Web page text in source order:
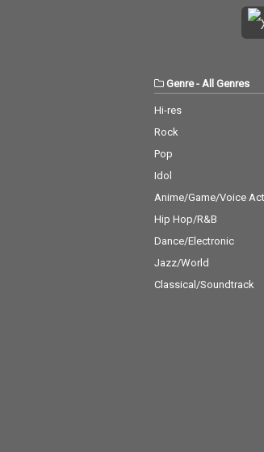
Genre- All Genres
Hi-res
Rock
Pop
Idol
Anime/Game/Voice
Hip Hop/R&B
Dance/Electronic
Jazz/World
Classical/Soundtrack